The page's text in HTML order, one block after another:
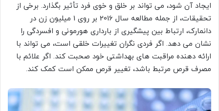
ایجاد آن شود، می تواند بر خلق و خوی فرد تأثیر بگذارد. برخی از
تحقیقات، از جمله مطالعه سال 2016 بر روی 1 میلیون زن در
دانمارک، ارتباط بین پیشگیری از بارداری هورمونی و افسردگی را
نشان می دهد. اگر فردی نگران تغییرات خلقی است، می تواند با
ارائه دهنده مراقبت های بهداشتی خود صحبت کند. اگر علائم با
مصرف قرص مرتبط باشد، تغییر قرص ممکن است کمک کند.